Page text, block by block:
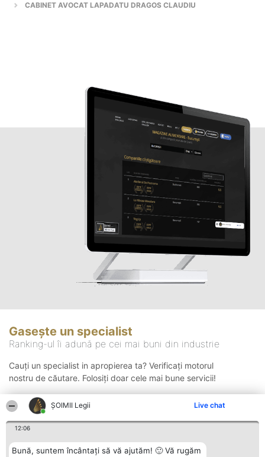
ȘOIMII Legii Live chat
12:06
Bună, suntem încântați să vă ajutăm! 🙂 Vă rugăm
CABINET AVOCAT LAPADATU DRAGOS CLAUDIU
Gasește un specialist
Ranking-ul îi adună pe cei mai buni din industrie
Cauți un specialist in apropierea ta? Verificați motorul
nostru de căutare. Folosiți doar cele mai bune servicii!